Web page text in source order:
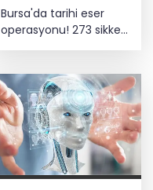
Bursa'da tarihi eser
operasyonu! 273 sikke